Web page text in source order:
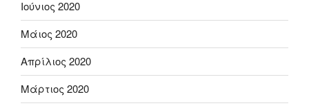
Ιούνιος 2020
Μάιος 2020
Απρίλιος 2020
Μάρτιος 2020